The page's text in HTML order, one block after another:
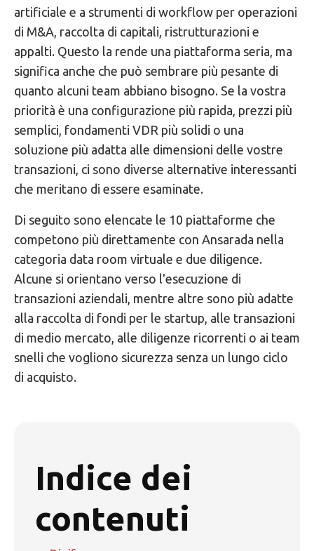
artificiale e a strumenti di workflow per operazioni
di M&A, raccolta di capitali, ristrutturazioni e
appalti. Questo la rende una piattaforma seria, ma
significa anche che può sembrare più pesante di
quanto alcuni team abbiano bisogno. Se la vostra
priorità è una configurazione più rapida, prezzi più
semplici, fondamenti VDR più solidi o una
soluzione più adatta alle dimensioni delle vostre
transazioni, ci sono diverse alternative interessanti
che meritano di essere esaminate.
Di seguito sono elencate le 10 piattaforme che
competono più direttamente con Ansarada nella
categoria data room virtuale e due diligence.
Alcune si orientano verso l'esecuzione di
transazioni aziendali, mentre altre sono più adatte
alla raccolta di fondi per le startup, alle transazioni
di medio mercato, alle diligenze ricorrenti o ai team
snelli che vogliono sicurezza senza un lungo ciclo
di acquisto.
Indice dei
contenuti